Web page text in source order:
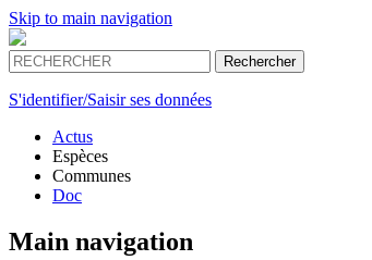
Skip to main navigation
S'identifier/Saisir ses données
Actus
Espèces
Communes
Doc
Main navigation